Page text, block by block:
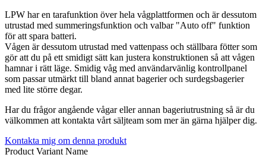
LPW har en tarafunktion över hela vågplattformen och är dessutom
utrustad med summeringsfunktion och valbar "Auto off" funktion
för att spara batteri.
Vågen är dessutom utrustad med vattenpass och ställbara fötter som
gör att du på ett smidigt sätt kan justera konstruktionen så att vågen
hamnar i rätt läge. Smidig våg med användarvänlig kontrollpanel
som passar utmärkt till bland annat bagerier och surdegsbagerier
med lite större degar.
Har du frågor angående vågar eller annan bageriutrustning så är du
välkommen att kontakta vårt säljteam som mer än gärna hjälper dig.
Kontakta mig om denna produkt
Product Variant Name